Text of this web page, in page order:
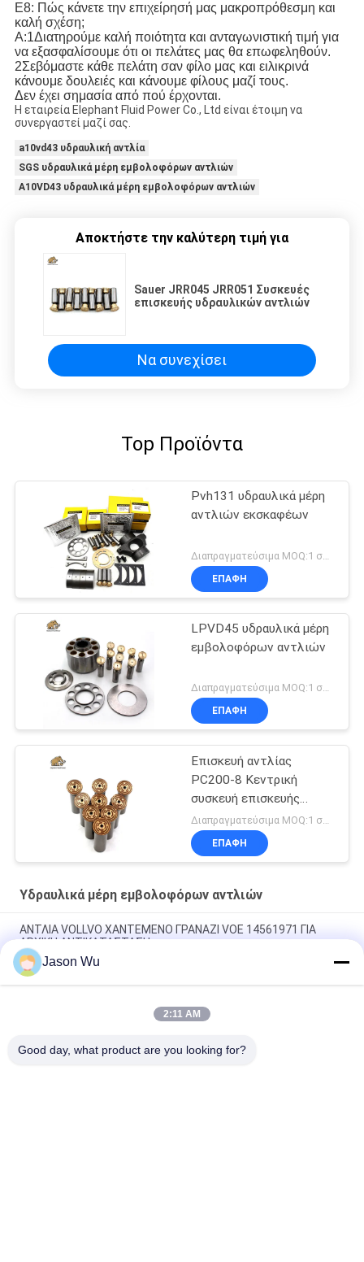
Ε8: Πώς κάνετε την επιχείρησή μας μακροπρόθεσμη και
καλή σχέση;
Α:1Διατηρούμε καλή ποιότητα και ανταγωνιστική τιμή για
να εξασφαλίσουμε ότι οι πελάτες μας θα επωφεληθούν.
2Σεβόμαστε κάθε πελάτη σαν φίλο μας και ειλικρινά
κάνουμε δουλειές και κάνουμε φίλους μαζί τους.
Δεν έχει σημασία από πού έρχονται.
Η εταιρεία Elephant Fluid Power Co., Ltd είναι έτοιμη να
συνεργαστεί μαζί σας.
a10vd43 υδραυλική αντλία
SGS υδραυλικά μέρη εμβολοφόρων αντλιών
A10VD43 υδραυλικά μέρη εμβολοφόρων αντλιών
Αποκτήστε την καλύτερη τιμή για
Sauer JRR045 JRR051 Συσκευές
επισκευής υδραυλικών αντλιών
Να συνεχίσει
Top Προϊόντα
Pvh131 υδραυλικά μέρη
αντλιών εκσκαφέων
ΕΠΑΦΉ
LPVD45 υδραυλικά μέρη
εμβολοφόρων αντλιών
Διαπραγματεύσιμα MOQ:1 σύνολο
ΕΠΑΦΉ
Επισκευή αντλίας
PC200-8 Κεντρική
συσκευή επισκευής
αντλίας
Διαπραγματεύσιμα MOQ:1 σύνολο
ΕΠΑΦΉ
Υδραυλικά μέρη εμβολοφόρων αντλιών
ΑΝΤΛΙΑ VOLLVO ΧΑΝΤΕΜΕΝΟ ΓΡΑΝΑΖΙ VOE 14561971 ΓΙΑ
ΑΡΧΙΚΗ ΑΝΤΙΚΑΤΑΣΤΑΣΗ
ΑΝΤΛΙΑ VOLLVO ΧΑΝΤΕΜΕΝΟ ΓΡΑΝΑΖΙ VOE 14537295 ΓΙΑ
ΑΡΧΙΚΗ ΑΝΤΙΚΑΤΑΣΤΑΣΗ
ΒΟΛΛΒΟ ΠΑΡΑΓΜΑΤΙΚΗ ΠΑΡΑΡΑΓΜΑΤΙΚΗ ΠΑΡΑΓΜΑΤΙΚΗ VOE
Jason Wu
2:11 AM
Good day, what product are you looking for?